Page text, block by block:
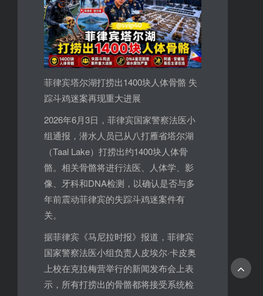
菲律宾塔尔湖打捞出1400块人体骨骼 失
踪斗鸡迷案再现重大进展
2026年6月3日，菲律宾国家警察法医小
组通报，潜水人员已从八打雁省塔尔湖
（Taal Lake）打捞出约1400块人体骨
骼。相关骨骼将进行法医、人体学、影
像、牙科和DNA检测，以确认是否与多
年前震动菲律宾的失踪斗鸡迷案件有
关。
据菲律宾《马尼拉时报》报道，菲律宾
国家警察法医小组负责人皮埃尔·卡皮奥
上校在克拉梅营举行的新闻发布会上表
示，所有打捞出的骨骼都将接受系统检